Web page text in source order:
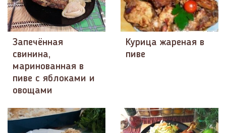
Запечённая
свинина,
маринованная в
пиве с яблоками и
овощами
Курица жареная в
пиве